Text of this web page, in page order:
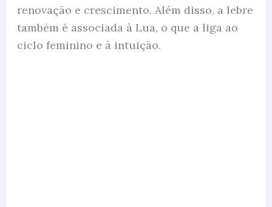
renovação e crescimento. Além disso, a lebre
também é associada à Lua, o que a liga ao
ciclo feminino e à intuição.